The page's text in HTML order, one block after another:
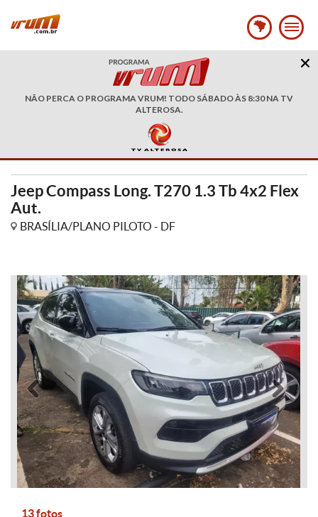
NÃO PERCA O PROGRAMA VRUM! TODO SÁBADO ÀS 8:30 NA TV
ALTEROSA.
Jeep Compass Long. T270 1.3 Tb 4x2 Flex
Aut.
BRASÍLIA/PLANO PILOTO - DF
Anterior
13 fotos